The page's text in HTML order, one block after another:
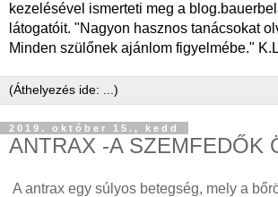
kezelésével ismerteti meg a
látogatóit. "Nagyon hasznos tanácsokat
Minden szülőnek ajánlom figyelmébe."
2019. október 15., kedd
ANTRAX -A SZEMFEDŐK
A antrax egy súlyos betegség, mely a